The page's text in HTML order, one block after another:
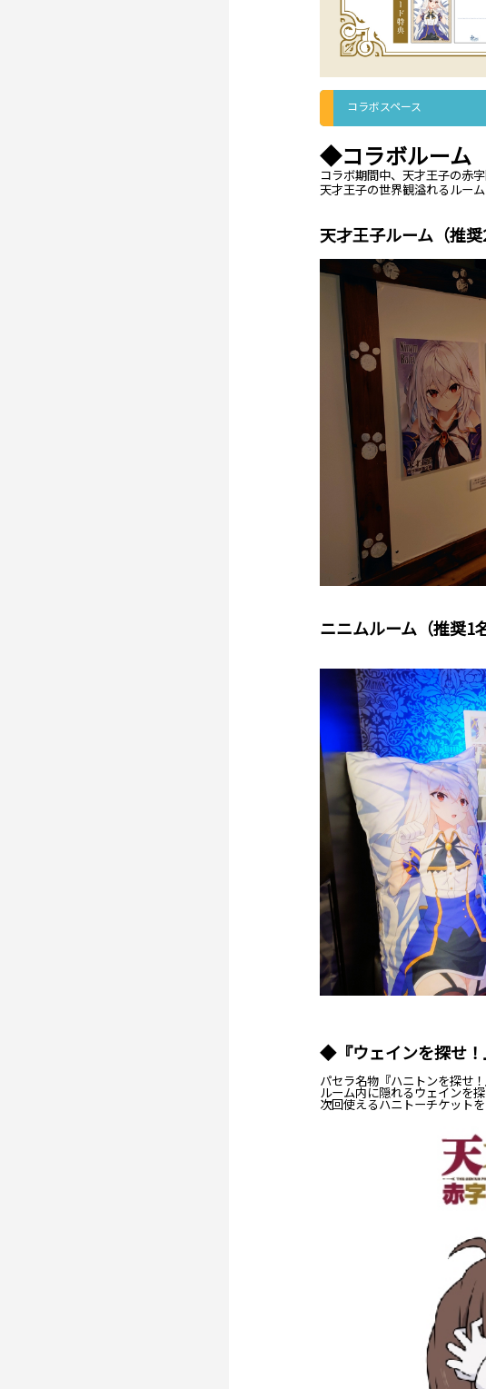
コラボスペース
◆コラボルーム
コラボ期間中、天才王子の赤
天才王子の世界観溢れるルー
天才王子ルーム（推奨
ニニムルーム（推奨1
◆『ウェインを探せ！
パセラ名物『ハニトンを探せ
ルーム内に隠れるウェインを
次回使えるハニトーチケット